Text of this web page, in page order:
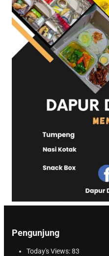
Pengunjung
Today's Views:83